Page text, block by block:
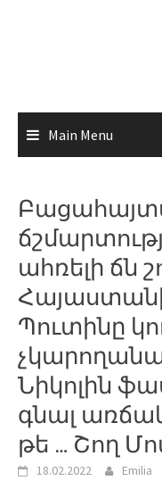
Main Menu
ահռելի ճն
Հայաստանի
Պուտինը
Նիկոլին
գնալ
թե … Շող
18.02.2022 Emilia